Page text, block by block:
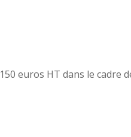
150 euros HT dans le cadre